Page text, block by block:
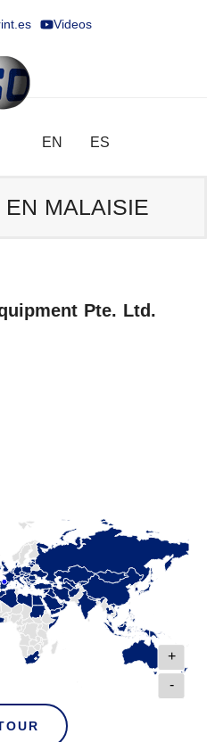
Videos
EN ES
MALAISIE
Pte. Ltd.
+
-